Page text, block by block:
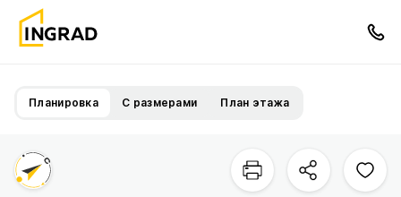
Планировка С размерами План этажа